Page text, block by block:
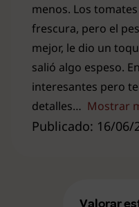
Publicado: 16/06/
menos. Los
frescura, pero el
mejor, le dio un
salió algo espeso.
interesantes pero
detalles
Mostrar
Valorar